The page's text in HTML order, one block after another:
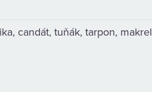
candát, tuňák, tarpon, makrel